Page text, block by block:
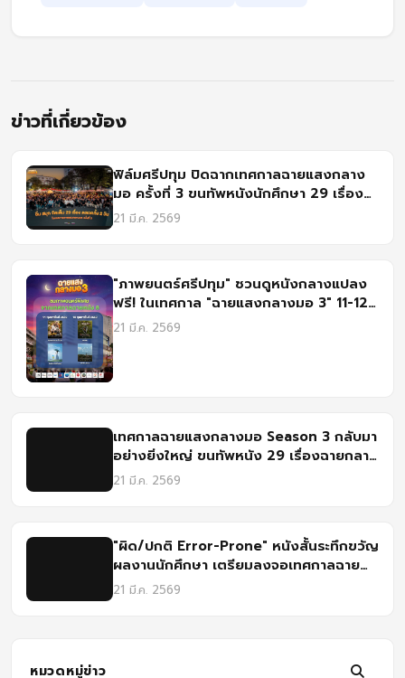
ข่าวที่เกี่ยวข้อง
ฟิล์มศรีปทุม ปิดฉากเทศกาลฉายแสงกลาง
มอ ครั้งที่ 3 ขนทัพหนังนักศึกษา 29 เรื่อง
โชว์ไอเดียสุดเจ๋ง
21 มี.ค. 2569
"ภาพยนตร์ศรีปทุม" ชวนดูหนังกลางแปลง
ฟรี! ในเทศกาล "ฉายแสงกลางมอ 3" 11-12
ก.พ. นี้
21 มี.ค. 2569
เทศกาลฉายแสงกลางมอ Season 3 กลับมา
อย่างยิ่งใหญ่ ขนทัพหนัง 29 เรื่องฉายกลาง
แจ้งที่ศรีปทุม
21 มี.ค. 2569
"ผิด/ปกติ Error-Prone" หนังสั้นระทึกขวัญ
ผลงานนักศึกษา เตรียมลงจอเทศกาลฉาย
แสงกางมอ 3 ณ ม.ศรีปทุม
21 มี.ค. 2569
หมวดหมู่ข่าว